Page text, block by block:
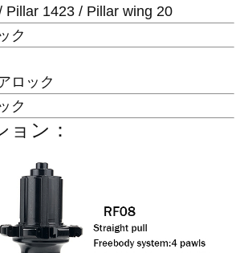
Pillar 1423 / Pillar wing 20
ク
ロック
ク
ョン：